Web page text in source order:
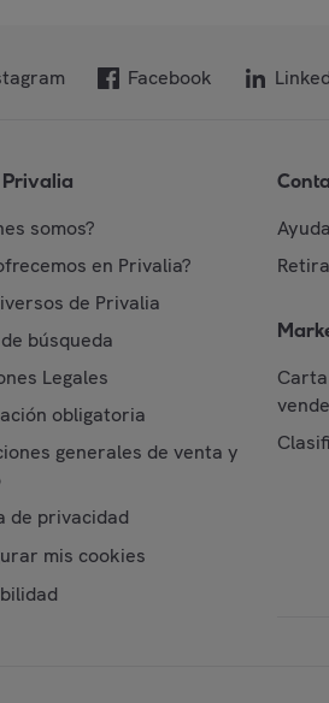
Facebook
somos?
en Privalia?
de Privalia
búsqueda
Legales
obligatoria
generales de venta y
de privacidad
mis cookies